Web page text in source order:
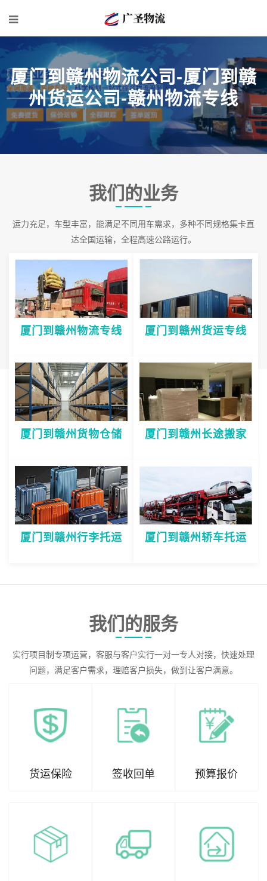
厦门到赣州物流公司-厦门到赣
州货运公司-赣州物流专线
我们的业务
运力充足，车型丰富，能满足不同用车需求，多种不同规格集卡直
达全国运输，全程高速公路运行。
厦门到赣州物流专线 厦门到赣州货运专线
厦门到赣州货物仓储 厦门到赣州长途搬家
厦门到赣州行李托运 厦门到赣州轿车托运
我们的服务
实行项目制专项运营，客服与客户实行一对一专人对接，快速处理
问题，满足客户需求，理赔客户损失，做到让客户满意。
货运保险 签收回单 预算报价